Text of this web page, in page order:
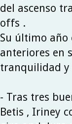
del ascenso
offs .
Su último año
anteriores en
tranquilidad y
- Tras tres
Betis , Iriney